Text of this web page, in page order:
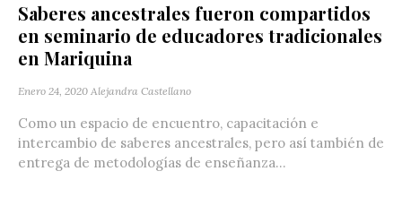
Saberes ancestrales fueron compartidos
en seminario de educadores tradicionales
en Mariquina
Enero 24, 2020 Alejandra Castellano
Como un espacio de encuentro, capacitación e
intercambio de saberes ancestrales, pero así también de
entrega de metodologías de enseñanza...